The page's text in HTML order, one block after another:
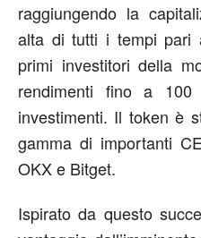
raggiungendo la
alta di tutti i tempi pari
primi investitori della
rendimenti fino a
investimenti. Il token è
gamma di importanti
OKX e Bitget.
Ispirato da questo